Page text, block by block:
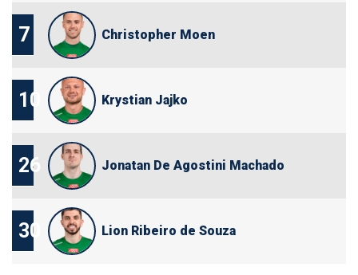
7 Christopher Moen
10 Krystian Jajko
26 Jonatan De Agostini Machado
30 Lion Ribeiro de Souza